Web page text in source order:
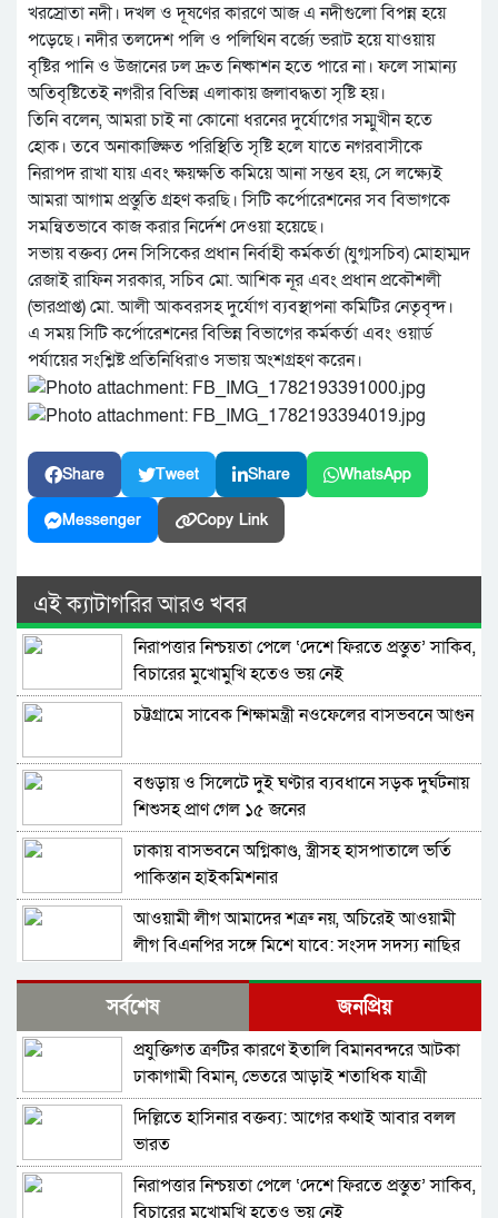
খরস্রোতা নদী। দখল ও দূষণের কারণে আজ এ নদীগুলো বিপন্ন হয়ে
পড়েছে। নদীর তলদেশ পলি ও পলিথিন বর্জ্যে ভরাট হয়ে যাওয়ায়
বৃষ্টির পানি ও উজানের ঢল দ্রুত নিষ্কাশন হতে পারে না। ফলে সামান্য
অতিবৃষ্টিতেই নগরীর বিভিন্ন এলাকায় জলাবদ্ধতা সৃষ্টি হয়।
তিনি বলেন, আমরা চাই না কোনো ধরনের দুর্যোগের সম্মুখীন হতে
হোক। তবে অনাকাঙ্ক্ষিত পরিস্থিতি সৃষ্টি হলে যাতে নগরবাসীকে
নিরাপদ রাখা যায় এবং ক্ষয়ক্ষতি কমিয়ে আনা সম্ভব হয়, সে লক্ষ্যেই
আমরা আগাম প্রস্তুতি গ্রহণ করছি। সিটি কর্পোরেশনের সব বিভাগকে
সমন্বিতভাবে কাজ করার নির্দেশ দেওয়া হয়েছে।
সভায় বক্তব্য দেন সিসিকের প্রধান নির্বাহী কর্মকর্তা (যুগ্মসচিব) মোহাম্মদ
রেজাই রাফিন সরকার, সচিব মো. আশিক নূর এবং প্রধান প্রকৌশলী
(ভারপ্রাপ্ত) মো. আলী আকবরসহ দুর্যোগ ব্যবস্থাপনা কমিটির নেতৃবৃন্দ।
এ সময় সিটি কর্পোরেশনের বিভিন্ন বিভাগের কর্মকর্তা এবং ওয়ার্ড
পর্যায়ের সংশ্লিষ্ট প্রতিনিধিরাও সভায় অংশগ্রহণ করেন।
Share Tweet Share WhatsApp
Messenger Copy Link
এই ক্যাটাগরির আরও খবর
নিরাপত্তার নিশ্চয়তা পেলে ‘দেশে ফিরতে প্রস্তুত’ সাকিব,
বিচারের মুখোমুখি হতেও ভয় নেই
চট্টগ্রামে সাবেক শিক্ষামন্ত্রী নওফেলের বাসভবনে আগুন
বগুড়ায় ও সিলেটে দুই ঘণ্টার ব্যবধানে সড়ক দুর্ঘটনায়
শিশুসহ প্রাণ গেল ১৫ জনের
ঢাকায় বাসভবনে অগ্নিকাণ্ড, স্ত্রীসহ হাসপাতালে ভর্তি
পাকিস্তান হাইকমিশনার
আওয়ামী লীগ আমাদের শত্রু নয়, অচিরেই আওয়ামী
লীগ বিএনপির সঙ্গে মিশে যাবে: সংসদ সদস্য নাছির
শহীদ আহসান জুলাই যোদ্ধা নন—দাবি বিএনপি নেতার,
জামায়াত নেতা বললেন, ‘সারজিসও ছাত্রলীগ করতেন’
সাকিব আল হাসানের বাড়িতে পেট্রোল ঢেলে আগুন
দেওয়ার চেষ্টা, ভাঙচুর
গাজীপুর-৫ আসনের সাবেক এমপি আখতারুজ্জামান
গ্রেপ্তার
ফেনীর পুলিশ সুপার; যত কিছুই করি না কেন, কারোরই
সর্বশেষ জনপ্রিয়
প্রযুক্তিগত ত্রুটির কারণে ইতালি বিমানবন্দরে আটকা
ঢাকাগামী বিমান, ভেতরে আড়াই শতাধিক যাত্রী
দিল্লিতে হাসিনার বক্তব্য: আগের কথাই আবার বলল
ভারত
নিরাপত্তার নিশ্চয়তা পেলে ‘দেশে ফিরতে প্রস্তুত’ সাকিব,
বিচারের মুখোমুখি হতেও ভয় নেই